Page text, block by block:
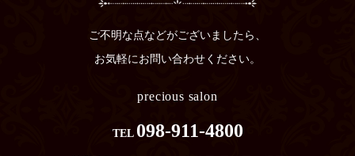
ご不明な点などがございましたら、
お気軽にお問い合わせください。
precious salon
TEL 098-911-4800